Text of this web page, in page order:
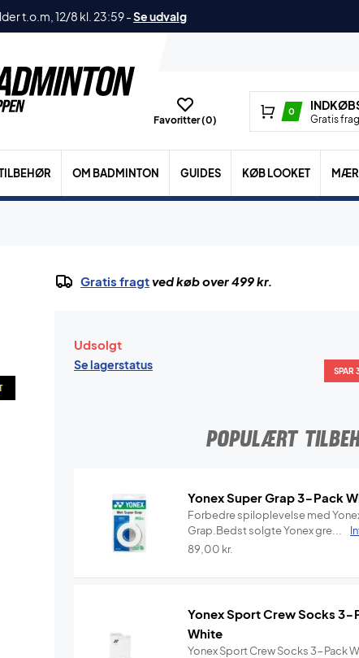
t.o.m, 12/8 kl. 23:59-Se udvalg
Favoritter (0)
0
Gratis
OM BADMINTON GUIDES KØB LOOKET
Gratis fragtved køb over 499 kr.
Udsolgt
Se lagerstatus SPAR
POPULÆRT
Yonex Super Grap 3-Pack
Forbedre spiloplevelse med
Grap.Bedst solgte Yonex gre...
89,00 kr.
Yonex Sport Crew Socks 3-
White
Yonex Sport Crew Socks 3-Pack